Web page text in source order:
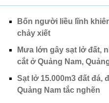
Bốn người liều lĩnh
chảy xiết
Mưa lớn gây sạt lở đất,
cắt ở Quảng Nam,
Sạt lở 15.000m3 đất đá,
Quảng Nam tắc nghẽn